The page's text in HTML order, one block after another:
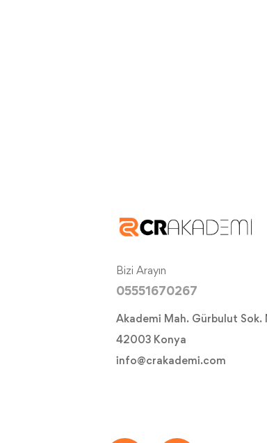
Bizi Arayın
05551670267
Akademi Mah. Gürbulut Sok.
42003 Konya
info@crakademi.com